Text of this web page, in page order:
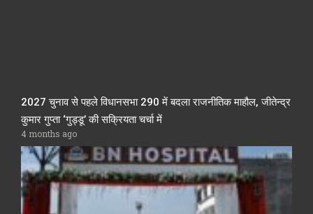
2027 चुनाव से पहले विधानसभा 290 में बदला राजनीतिक माहौल, जीतेन्द्र
कुमार गुप्ता ‘गुड्डू’ की सक्रियता चर्चा में
4 months ago